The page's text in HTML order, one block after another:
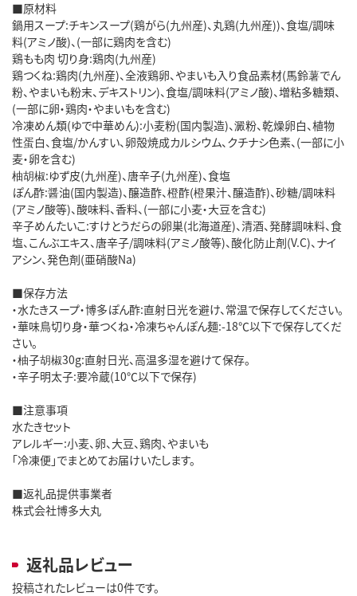
■原材料
鍋用スープ:チキンスープ(鶏がら(九州産)、丸鶏(九州産))、食塩/調味
料(アミノ酸)、(一部に鶏肉を含む)
鶏もも肉 切り身:鶏肉(九州産)
鶏つくね:鶏肉(九州産)、全液鶏卵、やまいも入り食品素材(馬鈴薯でん
粉、やまいも粉末、デキストリン)、食塩/調味料(アミノ酸)、増粘多糖類、
(一部に卵・鶏肉・やまいもを含む)
冷凍めん類(ゆで中華めん):小麦粉(国内製造)、澱粉、乾燥卵白、植物
性蛋白、食塩/かんすい、卵殻焼成カルシウム、クチナシ色素、(一部に小
麦・卵を含む)
柚胡椒:ゆず皮(九州産)、唐辛子(九州産)、食塩
ぽん酢:醤油(国内製造)、醸造酢、橙酢(橙果汁、醸造酢)、砂糖/調味料
(アミノ酸等)、酸味料、香料、(一部に小麦・大豆を含む)
辛子めんたいこ:すけとうだらの卵巣(北海道産)、清酒、発酵調味料、食
塩、こんぶエキス、唐辛子/調味料(アミノ酸等)、酸化防止剤(V.C)、ナイ
アシン、発色剤(亜硝酸Na)
■保存方法
・水たきスープ・博多ぽん酢:直射日光を避け、常温で保存してください。
・華味鳥切り身・華つくね・冷凍ちゃんぽん麺:-18℃以下で保存してくだ
さい。
・柚子胡椒30g:直射日光、高温多湿を避けて保存。
・辛子明太子:要冷蔵(10℃以下で保存)
■注意事項
水たきセット
アレルギー:小麦、卵、大豆、鶏肉、やまいも
「冷凍便」でまとめてお届けいたします。
■返礼品提供事業者
株式会社博多大丸
返礼品レビュー
投稿されたレビューは0件です。